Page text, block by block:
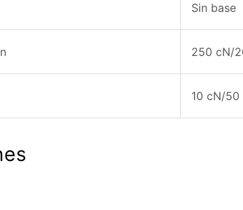
Sin base
250 cN/
10 cN/50